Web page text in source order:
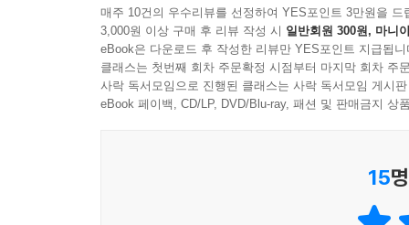
미스터리》의 표지는 국내 젊은 아티스트들의 작
특별호 스페셜 테마 “한국 미스터리 흥행의 재구성
한국의 추리소설을 일부러 찾아보기 시작했다
매주 10건의 우수리뷰를 선정하여 YES포인트 3만원을 드
3,000원 이상 구매 후 리뷰 작성 시 일반회원 300원, 마니
eBook은 다운로드 후 작성한 리뷰만 YES포인트 지급됩니
클래스는 첫번째 회차 주문확정 시점부터 마지막 회차 주
사락 독서모임으로 진행된 클래스는 사락 독서모임 게시
eBook 페이백, CD/LP, DVD/Blu-ray, 패션 및 판매금지 상
15